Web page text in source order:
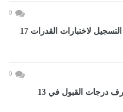
0
تنسيق الجامعات 2026.. إتاحة التسجيل لاختبارات القدرات 17
0
تنسيق الثانوى العام 2027.. اعرف درجات القبول في 13